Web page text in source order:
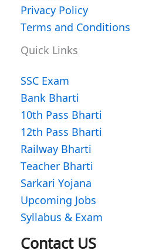
Privacy Policy
Terms and Conditions
Quick Links
SSC Exam
Bank Bharti
10th Pass Bharti
12th Pass Bharti
Railway Bharti
Teacher Bharti
Sarkari Yojana
Upcoming Jobs
Syllabus & Exam
Contact US
WhatsApp